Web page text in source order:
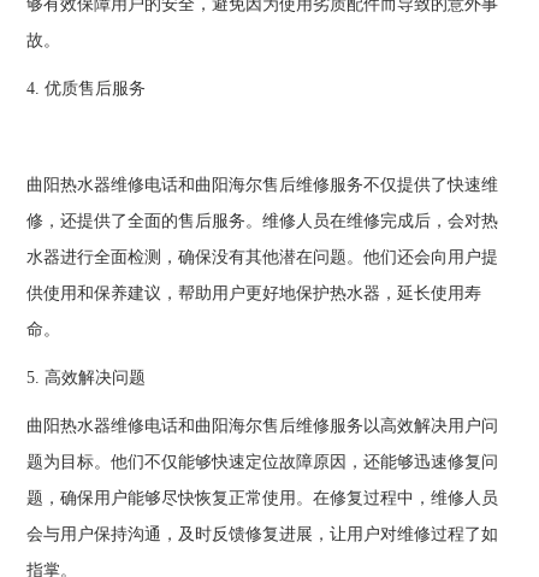
够有效保障用户的安全，避免因为使用劣质配件而导致的意外事
故。
4. 优质售后服务
曲阳热水器维修电话和曲阳海尔售后维修服务不仅提供了快速维
修，还提供了全面的售后服务。维修人员在维修完成后，会对热
水器进行全面检测，确保没有其他潜在问题。他们还会向用户提
供使用和保养建议，帮助用户更好地保护热水器，延长使用寿
命。
5. 高效解决问题
曲阳热水器维修电话和曲阳海尔售后维修服务以高效解决用户问
题为目标。他们不仅能够快速定位故障原因，还能够迅速修复问
题，确保用户能够尽快恢复正常使用。在修复过程中，维修人员
会与用户保持沟通，及时反馈修复进展，让用户对维修过程了如
指掌。